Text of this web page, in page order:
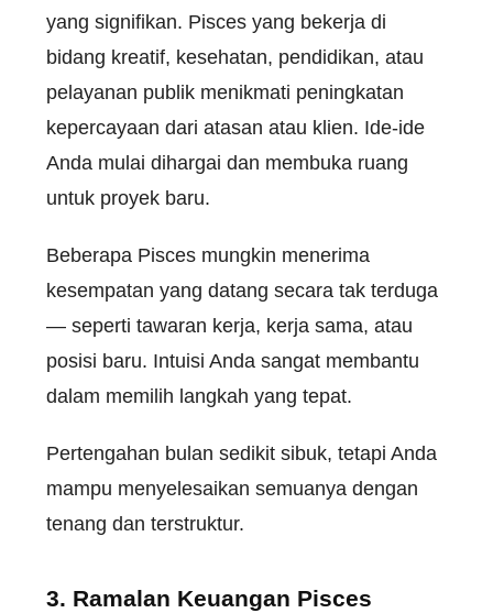
yang signifikan. Pisces yang bekerja di
bidang kreatif, kesehatan, pendidikan, atau
pelayanan publik menikmati peningkatan
kepercayaan dari atasan atau klien. Ide-ide
Anda mulai dihargai dan membuka ruang
untuk proyek baru.
Beberapa Pisces mungkin menerima
kesempatan yang datang secara tak terduga
— seperti tawaran kerja, kerja sama, atau
posisi baru. Intuisi Anda sangat membantu
dalam memilih langkah yang tepat.
Pertengahan bulan sedikit sibuk, tetapi Anda
mampu menyelesaikan semuanya dengan
tenang dan terstruktur.
3. Ramalan Keuangan Pisces